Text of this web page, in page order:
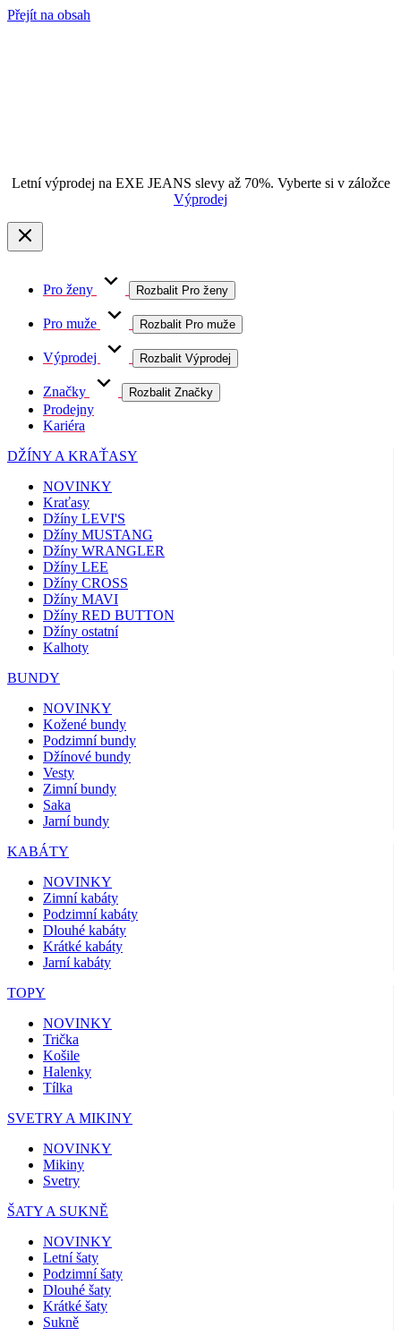
Přejít na obsah
Letní výprodej na EXE JEANS slevy až 70%. Vyberte si v záložce
Výprodej
Pro ženy Rozbalit Pro ženy
Pro muže Rozbalit Pro muže
Výprodej Rozbalit Výprodej
Značky Rozbalit Značky
Prodejny
Kariéra
DŽÍNY A KRAŤASY
NOVINKY
Kraťasy
Džíny LEVI'S
Džíny MUSTANG
Džíny WRANGLER
Džíny LEE
Džíny CROSS
Džíny MAVI
Džíny RED BUTTON
Džíny ostatní
Kalhoty
BUNDY
NOVINKY
Kožené bundy
Podzimní bundy
Džínové bundy
Vesty
Zimní bundy
Saka
Jarní bundy
KABÁTY
NOVINKY
Zimní kabáty
Podzimní kabáty
Dlouhé kabáty
Krátké kabáty
Jarní kabáty
TOPY
NOVINKY
Trička
Košile
Halenky
Tílka
SVETRY A MIKINY
NOVINKY
Mikiny
Svetry
ŠATY A SUKNĚ
NOVINKY
Letní šaty
Podzimní šaty
Dlouhé šaty
Krátké šaty
Sukně